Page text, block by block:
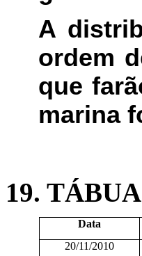
A
ordem
que
marina
19.
Data
20/11/2010